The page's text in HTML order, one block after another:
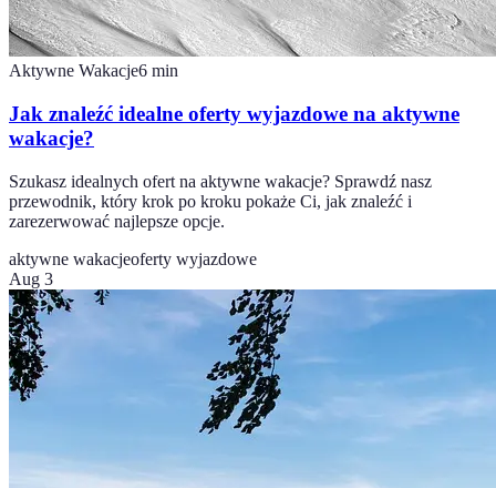
Aktywne Wakacje6 min
Jak znaleźć idealne oferty wyjazdowe na aktywne
wakacje?
Szukasz idealnych ofert na aktywne wakacje? Sprawdź nasz
przewodnik, który krok po kroku pokaże Ci, jak znaleźć i
zarezerwować najlepsze opcje.
aktywne wakacjeoferty wyjazdowe
Aug 3